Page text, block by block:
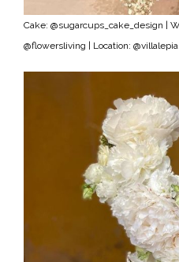
Cake: @sugarcups_cake_design |
@flowersliving | Location: